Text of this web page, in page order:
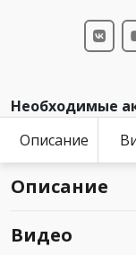
Необходимые
Описание
Описание
Видео